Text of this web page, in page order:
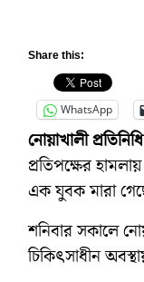
Share this:
WhatsApp
নোয়াখালী প্রতিনিধি
প্রতিপক্ষের
এক যুবক মারা
শনিবার সকালে
চিকিৎসাধীন